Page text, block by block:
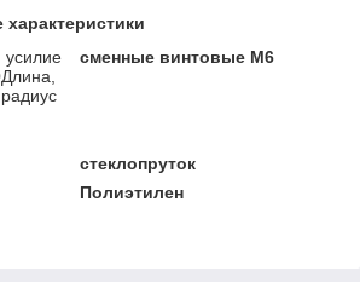
сменные винтовые М6
стеклопруток
Полиэтилен